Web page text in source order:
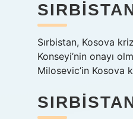
Sırbistan, Kosova
Konseyi’nin onayı
Milosevic’in Kosova